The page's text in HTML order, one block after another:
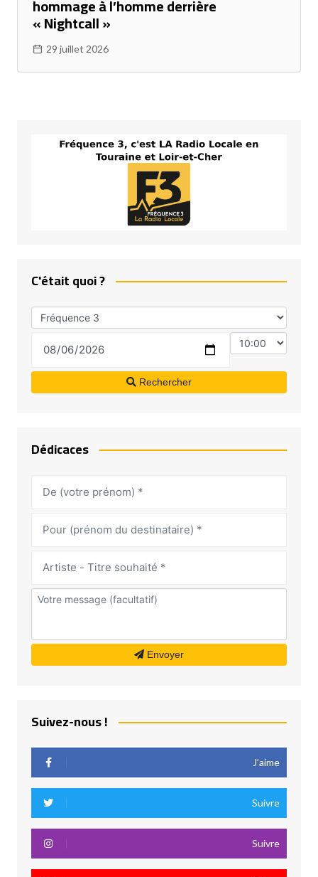
hommage à l’homme derrière
« Nightcall »
29 juillet 2026
C'était quoi ?
Rechercher
Dédicaces
Envoyer
Suivez-nous !
J’aime
Suivre
Suivre